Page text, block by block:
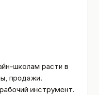
школам расти в
продажи.
инструмент.